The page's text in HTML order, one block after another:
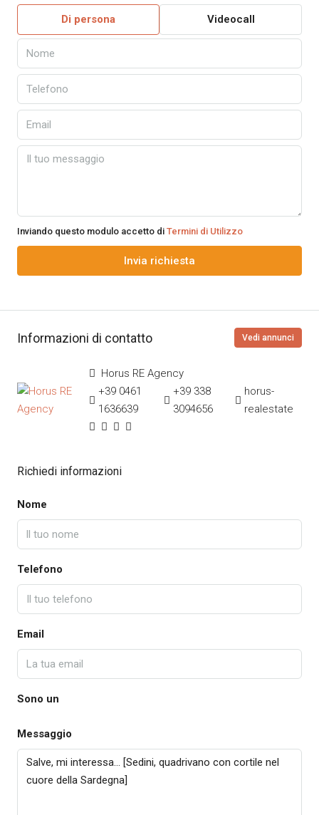
Di persona Videocall
Inviando questo modulo accetto di Termini di Utilizzo
Invia richiesta
Informazioni di contatto Vedi annunci
Horus RE Agency
+39 0461
1636639
+39 338
3094656
horus-
realestate
Richiedi informazioni
Nome
Telefono
Email
Sono un
Messaggio